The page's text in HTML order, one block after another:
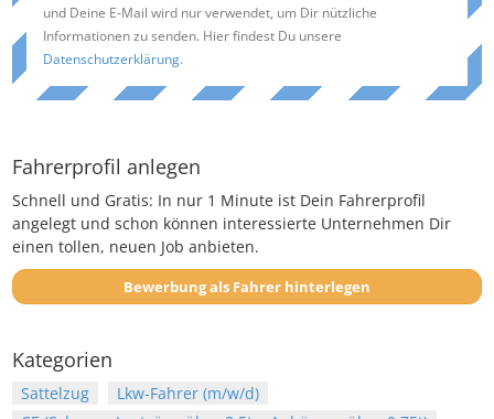
und Deine E-Mail wird nur verwendet, um Dir nützliche
Informationen zu senden. Hier findest Du unsere
Datenschutzerklärung.
Fahrerprofil anlegen
Schnell und Gratis: In nur 1 Minute ist Dein Fahrerprofil
angelegt und schon können interessierte Unternehmen Dir
einen tollen, neuen Job anbieten.
Bewerbung als Fahrer hinterlegen
Kategorien
Sattelzug
Lkw-Fahrer (m/w/d)